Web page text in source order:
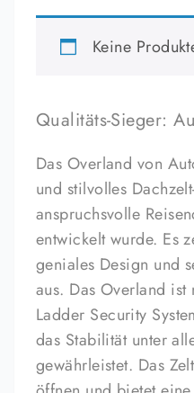
Keine
Qualitäts-Sieger:
Das Overland von
und stilvolles
anspruchsvolle
entwickelt wurde. Es
geniales Design und
aus. Das Overland
Ladder Security
das Stabilität unter
gewährleistet. Das